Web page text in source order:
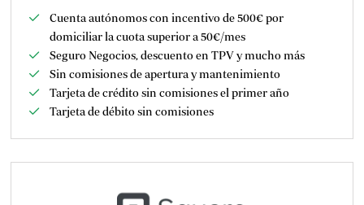
Cuenta autónomos con incentivo de 500€ por
domiciliar la cuota superior a 50€/mes
Seguro Negocios, descuento en TPV y mucho más
Sin comisiones de apertura y mantenimiento
Tarjeta de crédito sin comisiones el primer año
Tarjeta de débito sin comisiones